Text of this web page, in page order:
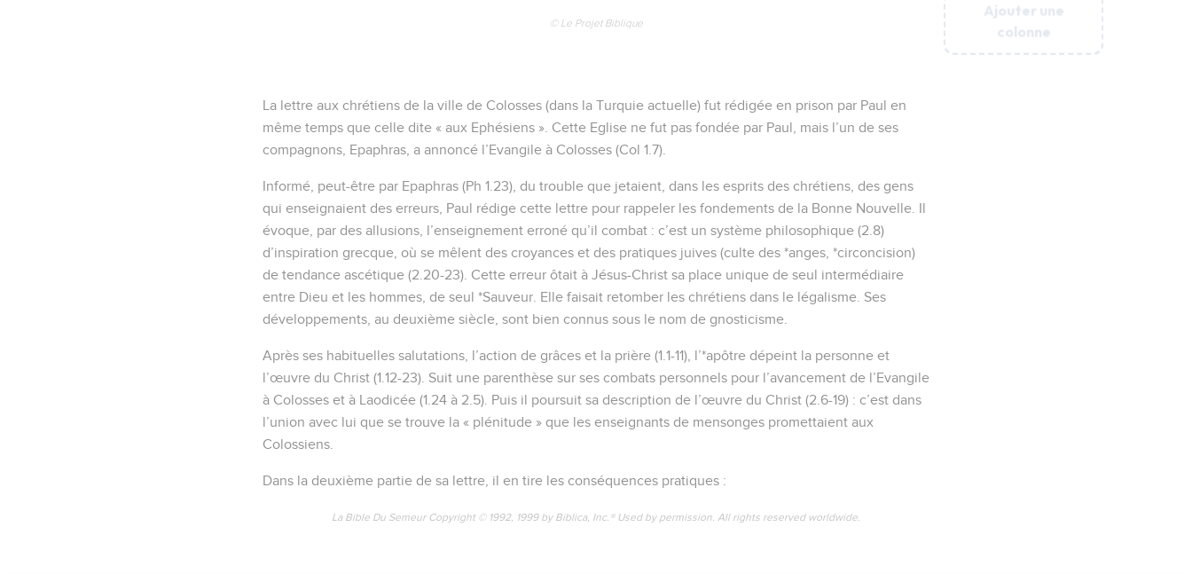
Ajouter une
colonne
Ajouter une
colonne
© Le Projet Biblique
La lettre aux chrétiens de la ville de Colosses (dans la Turquie actuelle) fut rédigée en prison par Paul en
même temps que celle dite « aux Ephésiens ». Cette Eglise ne fut pas fondée par Paul, mais l’un de ses
compagnons, Epaphras, a annoncé l’Evangile à Colosses (Col 1.7).
Informé, peut-être par Epaphras (Ph 1.23), du trouble que jetaient, dans les esprits des chrétiens, des gens
qui enseignaient des erreurs, Paul rédige cette lettre pour rappeler les fondements de la Bonne Nouvelle. Il
évoque, par des allusions, l’enseignement erroné qu’il combat : c’est un système philosophique (2.8)
d’inspiration grecque, où se mêlent des croyances et des pratiques juives (culte des *anges, *circoncision)
de tendance ascétique (2.20-23). Cette erreur ôtait à Jésus-Christ sa place unique de seul intermédiaire
entre Dieu et les hommes, de seul *Sauveur. Elle faisait retomber les chrétiens dans le légalisme. Ses
développements, au deuxième siècle, sont bien connus sous le nom de gnosticisme.
Après ses habituelles salutations, l’action de grâces et la prière (1.1-11), l’*apôtre dépeint la personne et
l’œuvre du Christ (1.12-23). Suit une parenthèse sur ses combats personnels pour l’avancement de l’Evangile
à Colosses et à Laodicée (1.24 à 2.5). Puis il poursuit sa description de l’œuvre du Christ (2.6-19) : c’est dans
l’union avec lui que se trouve la « plénitude » que les enseignants de mensonges promettaient aux
Colossiens.
Dans la deuxième partie de sa lettre, il en tire les conséquences pratiques :
La Bible Du Semeur Copyright © 1992, 1999 by Biblica, Inc.® Used by permission. All rights reserved worldwide.
Ajouter une
colonne
Ajouter une
colonne
Ajouter une
colonne